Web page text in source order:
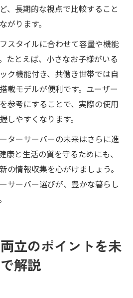
、長期的な視点で比較すること
がります。
スタイルに合わせて容量や機能
たとえば、小さなお子様がいる
ク機能付き、共働き世帯では自
載モデルが便利です。ユーザー
参考にすることで、実際の使用
しやすくなります。
ターサーバーの未来はさらに進
康と生活の質を守るためにも、
の情報収集を心がけましょう。
サーバー選びが、豊かな暮らし
立のポイントを未
解説